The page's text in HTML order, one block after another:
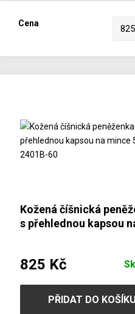
Cena
Kožená číšnická
s přehlednou kapsou
825 Kč
PŘIDAT DO KOŠÍKU